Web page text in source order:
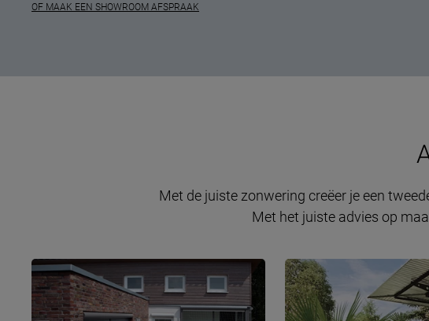
OF MAAK EEN SHOWROOM AFSPRAAK
Met de juiste zonwering creëer je een
Met het juiste advies op